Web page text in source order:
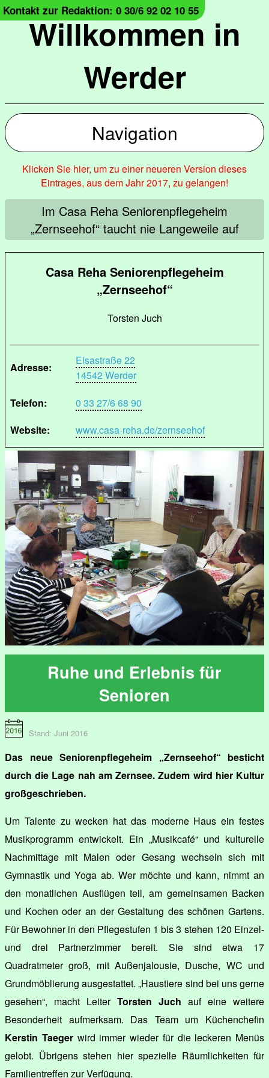
Willkommen in
Werder
Kontakt zur Redaktion: 0 30/6 92 02 10 55
Navigation
Klicken Sie hier, um zu einer neueren Version dieses
Eintrages, aus dem Jahr 2017, zu gelangen!
Im Casa Reha Seniorenpflegeheim
„Zernseehof“ taucht nie Langeweile auf
Casa Reha Seniorenpflegeheim
„Zernseehof“
Torsten Juch
Adresse:
Elsastraße 22
14542 Werder
Telefon:
0 33 27/6 68 90
Website:
www.casa-reha.de/zernseehof
Ruhe und Erlebnis für
Senioren
Stand: Juni 2016
Das neue Seniorenpflegeheim „Zernseehof“ besticht
durch die Lage nah am Zernsee. Zudem wird hier Kultur
großgeschrieben.
Um Talente zu wecken hat das moderne Haus ein festes
Musikprogramm entwickelt. Ein „Musikcafé“ und kulturelle
Nachmittage mit Malen oder Gesang wechseln sich mit
Gymnastik und Yoga ab. Wer möchte und kann, nimmt an
den monatlichen Ausflügen teil, am gemeinsamen Backen
und Kochen oder an der Gestaltung des schönen Gartens.
Für Bewohner in den Pflegestufen 1 bis 3 stehen 120 Einzel-
und drei Partnerzimmer bereit. Sie sind etwa 17
Quadratmeter groß, mit Außenjalousie, Dusche, WC und
Grundmöblierung ausgestattet. „Haustiere sind bei uns gerne
gesehen“, macht Leiter Torsten Juch auf eine weitere
Besonderheit aufmerksam. Das Team um Küchenchefin
Kerstin Taegerwird immer wieder für die leckeren Menüs
gelobt. Übrigens stehen hier spezielle Räumlichkeiten für
Familientreffen zur Verfügung.